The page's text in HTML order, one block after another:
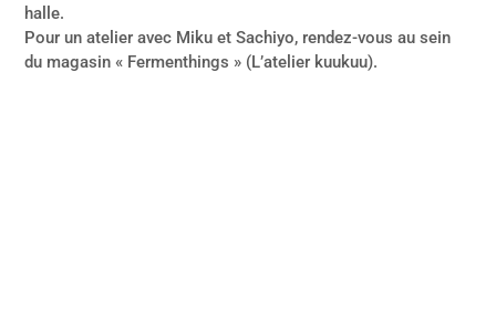
halle.
Pour un atelier avec Miku et Sachiyo, rendez-vous au sein
du magasin « Fermenthings » (L’atelier kuukuu).